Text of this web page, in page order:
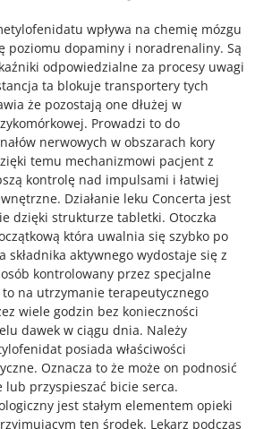
wpływa na chemię mózgu
poziomu dopaminy i noradrenaliny. Są
odpowiedzialne za procesy uwagi
ta blokuje transportery tych
że pozostają one dłużej w
Prowadzi to do
nerwowych w obszarach kory
temu mechanizmowi pacjent z
kontrolę nad impulsami i łatwiej
Działanie leku Concerta jest
dzięki strukturze tabletki. Otoczka
która uwalnia się szybko po
składnika aktywnego wydostaje się z
kontrolowany przez specjalne
to na utrzymanie terapeutycznego
wiele godzin bez konieczności
dawek w ciągu dnia. Należy
posiada właściwości
Oznacza to że może on podnosić
przyspieszać bicie serca.
jest stałym elementem opieki
ten środek. Lekarz podczas